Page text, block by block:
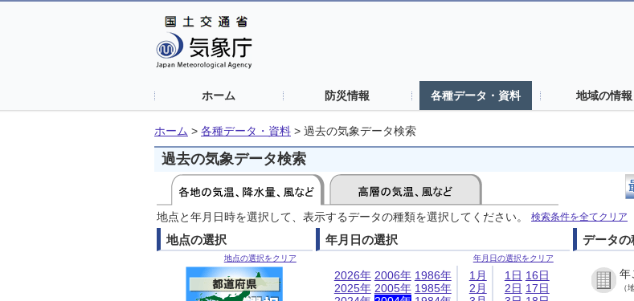
ホーム 防災情報 各種データ・資料 地域の情報
ホーム > 各種データ・資料 > 過去の気象データ検索
過去の気象データ検索
地点と年月日時を選択して、表示するデータの種類を選択してください。 検索条件を全てクリア
地点の選択
地点の選択をクリア
年月日の選択
年月日の選択をクリア
2026年
2025年
2006年
2005年
1986年
1985年
1月
2月
1日
2日
16日
17日
データの
年
（